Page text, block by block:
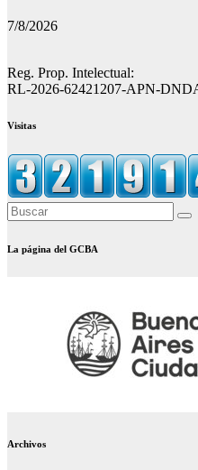
7/8/2026
Reg. Prop. Intelectual:
RL-2026-62421207-APN-
Visitas
La página del GCBA
Archivos